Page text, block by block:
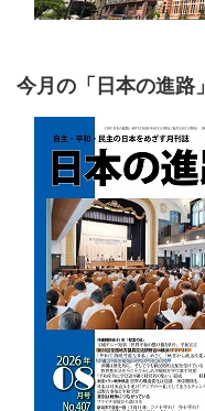
今月の「日本の進路」